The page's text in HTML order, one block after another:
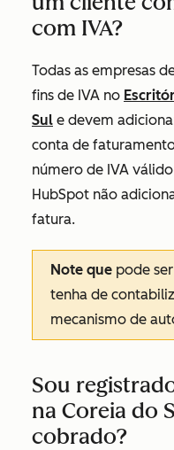
com IVA?
Todas as empresas
fins de IVA no
Sul e devem
conta de
número de IVA
HubSpot não
fatura.
Note que pode
tenha de
mecanismo de
Sou
na Coreia do
cobrado?